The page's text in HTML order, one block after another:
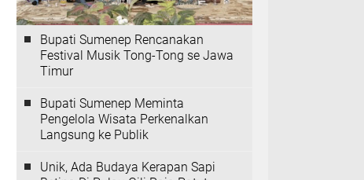
Bupati Sumenep Rencanakan
Festival Musik Tong-Tong se Jawa
Timur
Bupati Sumenep Meminta
Pengelola Wisata Perkenalkan
Langsung ke Publik
Unik, Ada Budaya Kerapan Sapi